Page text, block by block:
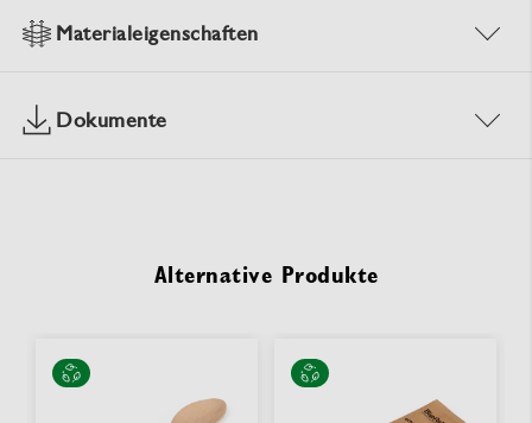
Materialeigenschaften
Dokumente
Alternative Produkte